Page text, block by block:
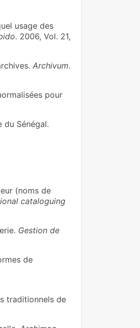
usage des
. 2006, Vol. 21,
Archivum.
pour
du Sénégal.
(noms de
cataloguing
Gestion de
de
traditionnels de